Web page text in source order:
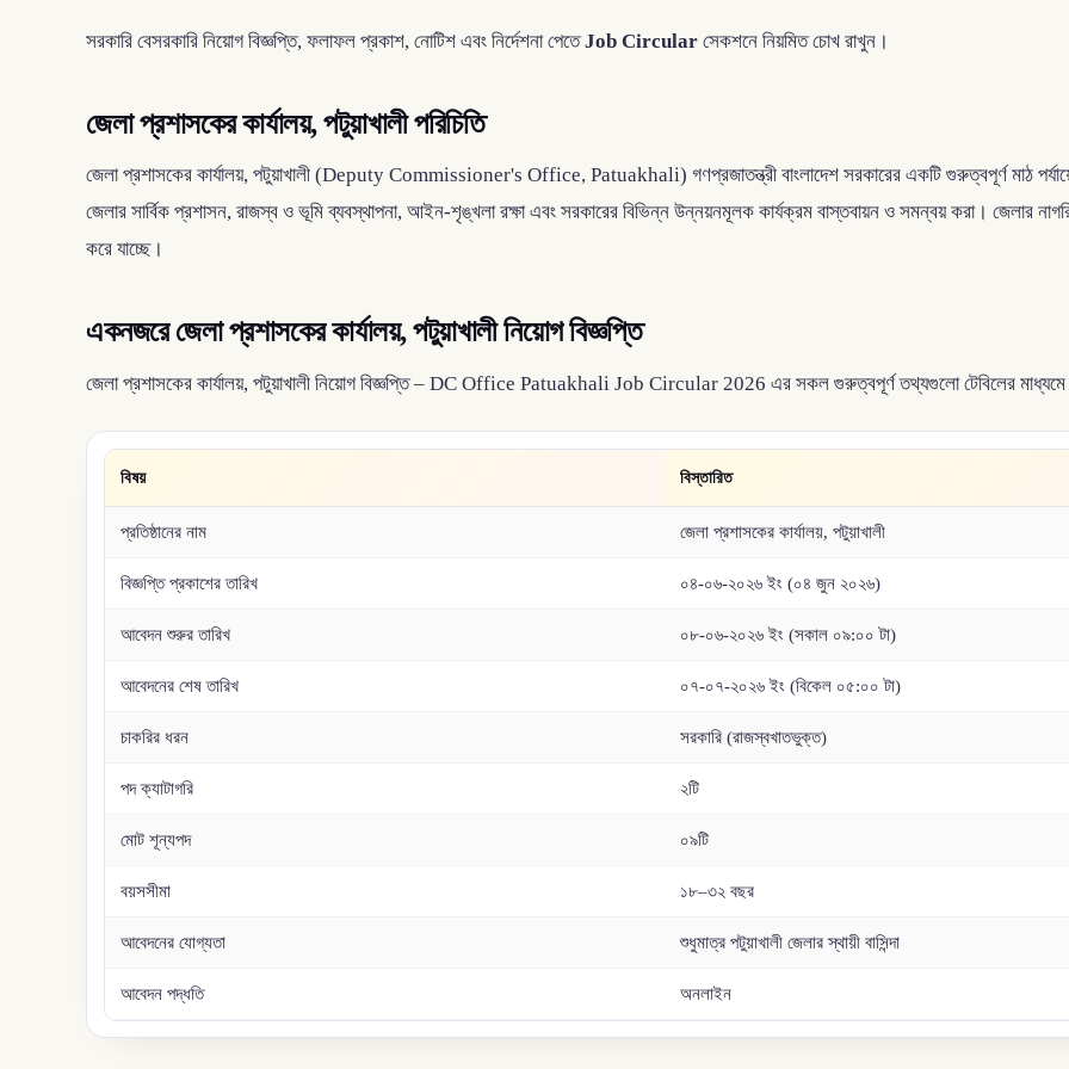
সরকারি বেসরকারি নিয়োগ বিজ্ঞপ্তি, ফলাফল প্রকাশ, নোটিশ এবং নির্দেশনা পেতেJob Circular সেকশনে নিয়মিত চোখ রাখুন।
জেলা প্রশাসকের কার্যালয়, পটুয়াখালী পরিচিতি
জেলা প্রশাসকের কার্যালয়, পটুয়াখালী (Deputy Commissioner's Office, Patuakhali) গণপ্রজাতন্ত্রী বাংলাদেশ সরকারের একটি গুরুত্বপূর্ণ মাঠ
জেলার সার্বিক প্রশাসন, রাজস্ব ও ভূমি ব্যবস্থাপনা, আইন-শৃঙ্খলা রক্ষা এবং সরকারের বিভিন্ন উন্নয়নমূলক কার্যক্রম বাস্তবায়ন ও সমন্বয় করা। জেলার
করে যাচ্ছে।
একনজরে জেলা প্রশাসকের কার্যালয়, পটুয়াখালী নিয়োগ বিজ্ঞপ্তি
জেলা প্রশাসকের কার্যালয়, পটুয়াখালী নিয়োগ বিজ্ঞপ্তি – DC Office Patuakhali Job Circular 2026 এর সকল গুরুত্বপূর্ণ তথ্যগুলো টেবিলের
বিষয় বিস্তারিত
প্রতিষ্ঠানের নাম জেলা প্রশাসকের কার্যালয়, পটুয়াখালী
বিজ্ঞপ্তি প্রকাশের তারিখ ০৪-০৬-২০২৬ ইং (০৪ জুন ২০২৬)
আবেদন শুরুর তারিখ ০৮-০৬-২০২৬ ইং (সকাল ০৯:০০ টা)
আবেদনের শেষ তারিখ ০৭-০৭-২০২৬ ইং (বিকেল ০৫:০০ টা)
চাকরির ধরন সরকারি (রাজস্বখাতভুক্ত)
পদ ক্যাটাগরি ২টি
মোট শূন্যপদ ০৯টি
বয়সসীমা ১৮–৩২ বছর
আবেদনের যোগ্যতা শুধুমাত্র পটুয়াখালী জেলার স্থায়ী বাসিন্দা
আবেদন পদ্ধতি অনলাইন